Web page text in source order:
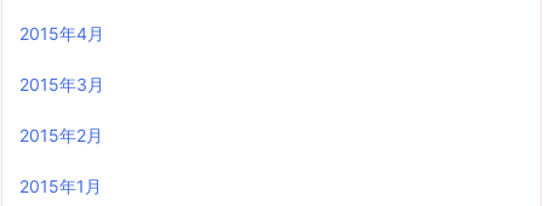
2015年4月
2015年3月
2015年2月
2015年1月